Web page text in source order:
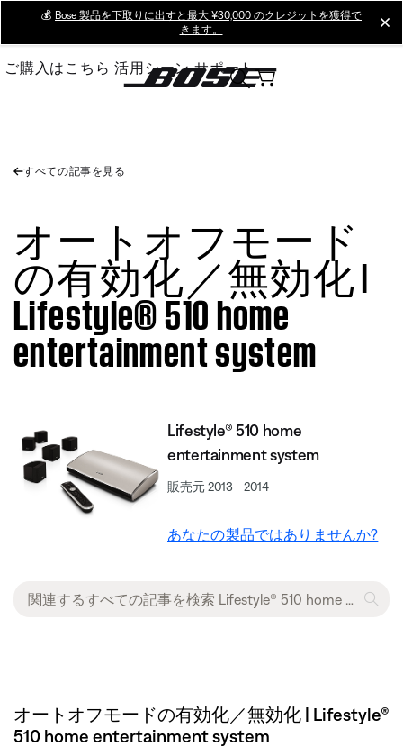
Main
💰 Bose 製品を下取りに出すと最大 ¥30,000 のクレジットを獲得で
きます。
ご購入はこちら 活用シーン サポート
すべての記事を見る
オートオフモード
の有効化／無効化 |
Lifestyle® 510 home
entertainment system
Lifestyle® 510 home
entertainment system
販売元 2013 - 2014
あなたの製品ではありませんか?
オートオフモードの有効化／無効化 | Lifestyle®
510 home entertainment system